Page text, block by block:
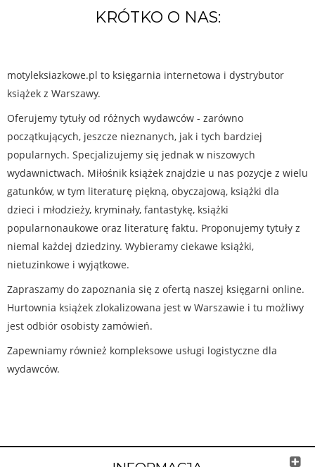
KRÓTKO O NAS:
motyleksiazkowe.pl to księgarnia internetowa i dystrybutor
książek z Warszawy.
Oferujemy tytuły od różnych wydawców - zarówno
początkujących, jeszcze nieznanych, jak i tych bardziej
popularnych. Specjalizujemy się jednak w niszowych
wydawnictwach. Miłośnik książek znajdzie u nas pozycje z wielu
gatunków, w tym literaturę piękną, obyczajową, książki dla
dzieci i młodzieży, kryminały, fantastykę, książki
popularnonaukowe oraz literaturę faktu. Proponujemy tytuły z
niemal każdej dziedziny. Wybieramy ciekawe książki,
nietuzinkowe i wyjątkowe.
Zapraszamy do zapoznania się z ofertą naszej księgarni online.
Hurtownia książek zlokalizowana jest w Warszawie i tu możliwy
jest odbiór osobisty zamówień.
Zapewniamy również kompleksowe usługi logistyczne dla
wydawców.